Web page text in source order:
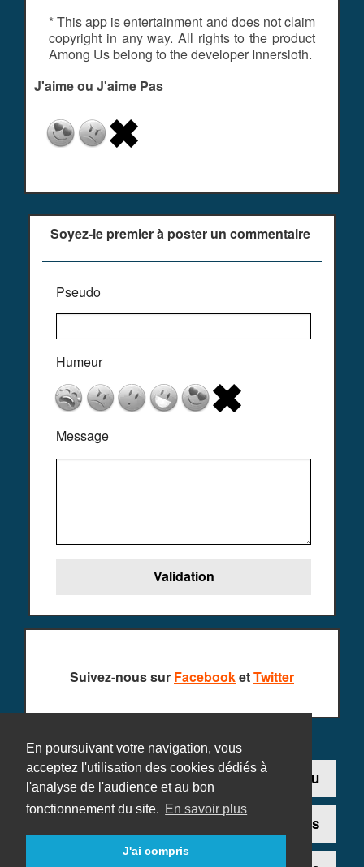
En poursuivant votre navigation, vous
acceptez l'utilisation des cookies dédiés à
l'analyse de l'audience et au bon
fonctionnement du site. En savoir plus
J'ai compris
* This app is entertainment and does not claim
copyright in any way. All rights to the product
Among Us belong to the developer Innersloth.
J'aime ou J'aime Pas
Soyez-le premier à poster un commentaire
Pseudo
Humeur
Message
Suivez-nous sur FacebooketTwitter
Contact Ajouter un jeu
Mentions légales